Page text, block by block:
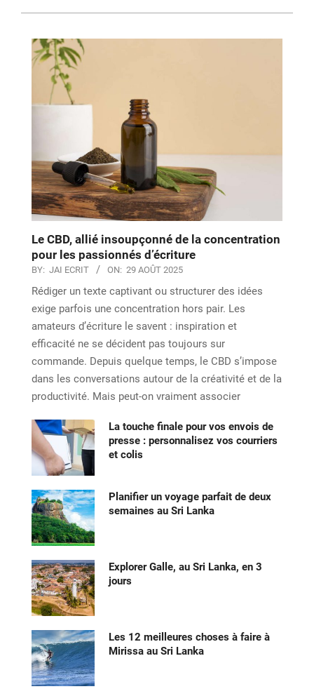
Le CBD, allié insoupçonné de la concentration
pour les passionnés d’écriture
BY: JAI ECRIT ON: 29 AOÛT 2025
Rédiger un texte captivant ou structurer des idées
exige parfois une concentration hors pair. Les
amateurs d’écriture le savent : inspiration et
efficacité ne se décident pas toujours sur
commande. Depuis quelque temps, le CBD s’impose
dans les conversations autour de la créativité et de la
productivité. Mais peut-on vraiment associer
La touche finale pour vos envois de
presse : personnalisez vos courriers
et colis
Planifier un voyage parfait de deux
semaines au Sri Lanka
Explorer Galle, au Sri Lanka, en 3
jours
Les 12 meilleures choses à faire à
Mirissa au Sri Lanka